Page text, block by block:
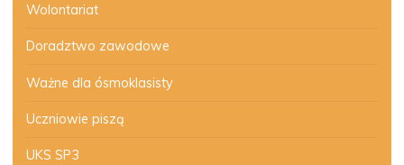
Wolontariat
Doradztwo zawodowe
Ważne dla ósmoklasisty
Uczniowie piszą
UKS SP3